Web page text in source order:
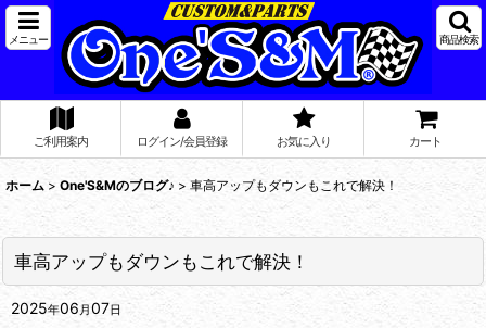
メニュー 商品検索
ご利用案内 ログイン/会員登録 お気に入り カート
ホーム > One'S&Mのブログ♪ > 車高アップもダウンもこれで解決！
車高アップもダウンもこれで解決！
2025年06 月07日